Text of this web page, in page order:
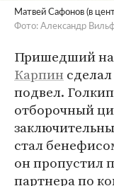
Матвей Сафонов (в
Фото: Александр
Пришедший на
Карпин
подвел.
отборочный
стал
он пропустил
партнера по